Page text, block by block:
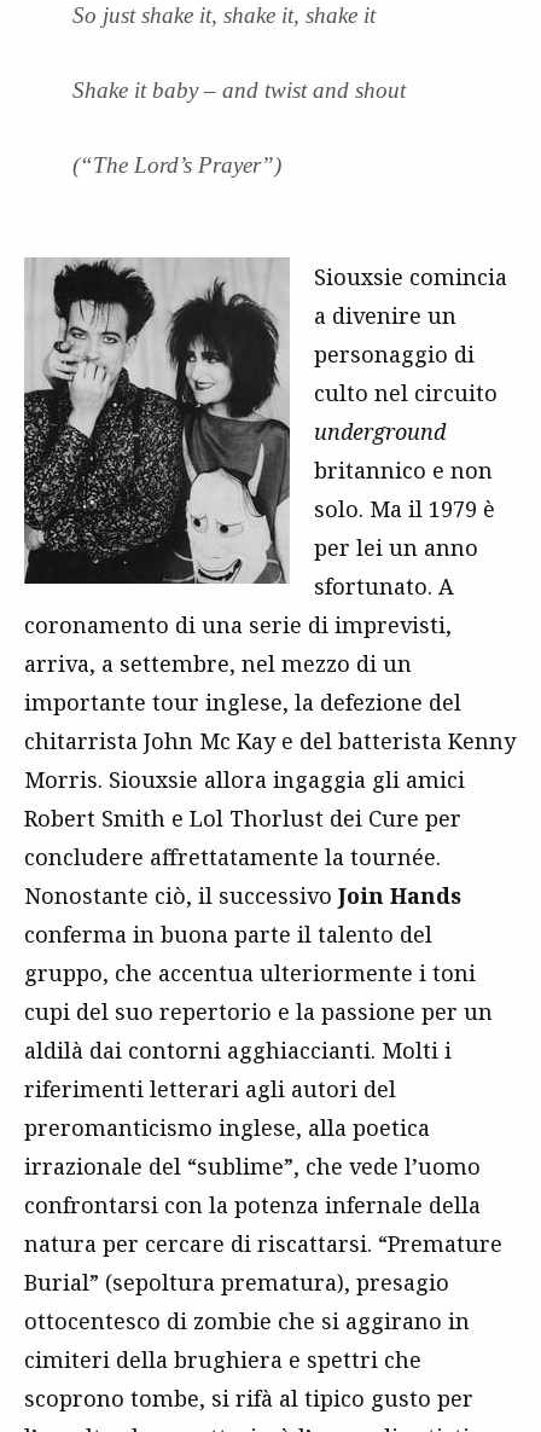
So just shake it, shake it, shake it
Shake it baby – and twist and shout
(“The Lord’s Prayer”)
Siouxsie comincia
a divenire un
personaggio di
culto nel circuito
underground
britannico e non
solo. Ma il 1979 è
per lei un anno
sfortunato. A
coronamento di una serie di imprevisti,
arriva, a settembre, nel mezzo di un
importante tour inglese, la defezione del
chitarrista John Mc Kay e del batterista Kenny
Morris. Siouxsie allora ingaggia gli amici
Robert Smith e Lol Thorlust dei Cure per
concludere affrettatamente la tournée.
Nonostante ciò, il successivo Join Hands
conferma in buona parte il talento del
gruppo, che accentua ulteriormente i toni
cupi del suo repertorio e la passione per un
aldilà dai contorni agghiaccianti. Molti i
riferimenti letterari agli autori del
preromanticismo inglese, alla poetica
irrazionale del “sublime”, che vede l’uomo
confrontarsi con la potenza infernale della
natura per cercare di riscattarsi. “Premature
Burial” (sepoltura prematura), presagio
ottocentesco di zombie che si aggirano in
cimiteri della brughiera e spettri che
scoprono tombe, si rifà al tipico gusto per